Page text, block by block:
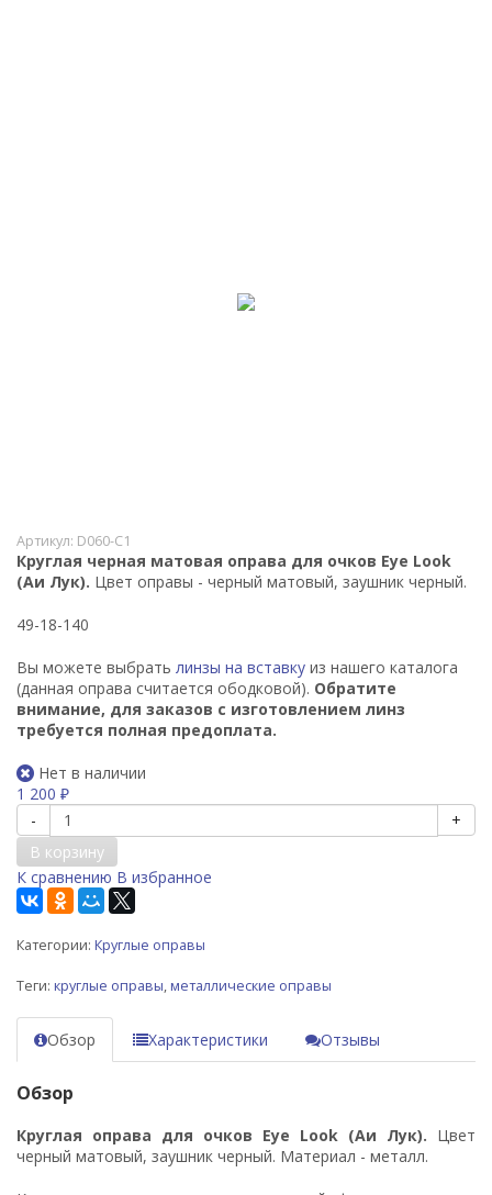
Артикул: D060-C1
Круглая черная матовая оправа для очков Eye Look
(Аи Лук). Цвет оправы - черный матовый, заушник черный.
49-18-140
Вы можете выбрать линзы на вставку из нашего каталога
(данная оправа считается ободковой). Обратите
внимание, для заказов с изготовлением линз
требуется полная предоплата.
Нет в наличии
1 200 ₽
-
+
В корзину
К сравнению В избранное
Категории: Круглые оправы
Теги: круглые оправы,металлические оправы
Обзор Характеристики Отзывы
Обзор
Круглая оправа для очков Eye Look (Аи Лук). Цвет
черный матовый, заушник черный. Материал - металл.